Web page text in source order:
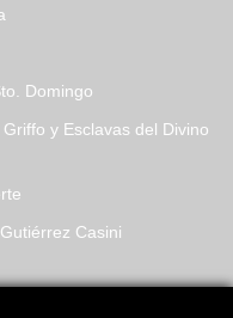
Domingo
y Esclavas del Divino
Casini